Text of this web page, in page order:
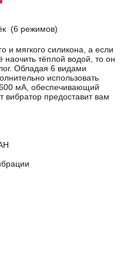
(6 режимов)
и мягкого силикона, а если
тёплой водой, то он
Обладая 6 видами
использовать
мА, обеспечивающий
вибратор предоставит вам